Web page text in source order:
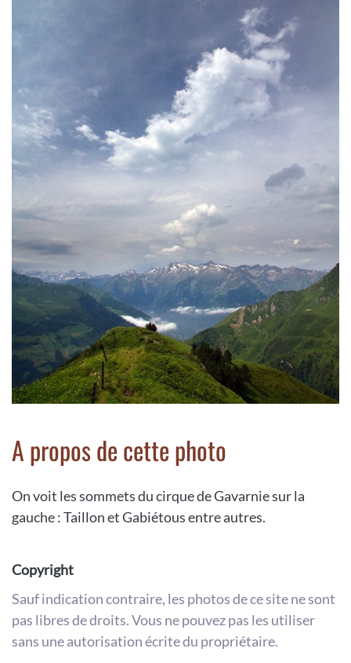
A propos de cette photo
On voit les sommets du cirque de Gavarnie sur la
gauche : Taillon et Gabiétous entre autres.
Copyright
Sauf indication contraire, les photos de ce site ne sont
pas libres de droits. Vous ne pouvez pas les utiliser
sans une autorisation écrite du propriétaire.